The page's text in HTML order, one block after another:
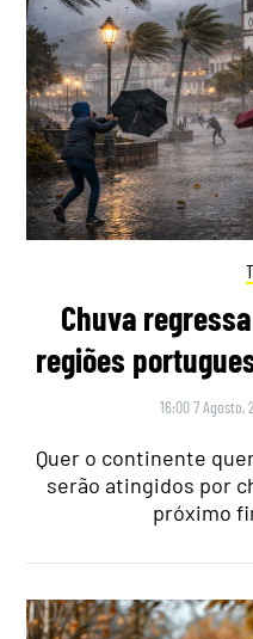
Chuva
regiões
16:00 7 Agosto,
Quer o continente
serão atingidos por
próximo